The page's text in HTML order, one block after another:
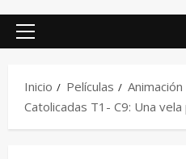
Inicio Películas
Animación
Catolicadas T1- C9: Una